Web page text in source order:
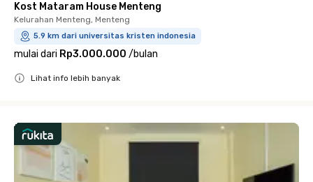
Kost Mataram House Menteng
Kelurahan Menteng, Menteng
5.9 km dari universitas kristen indonesia
mulai dari Rp3.000.000 /bulan
Lihat info lebih banyak